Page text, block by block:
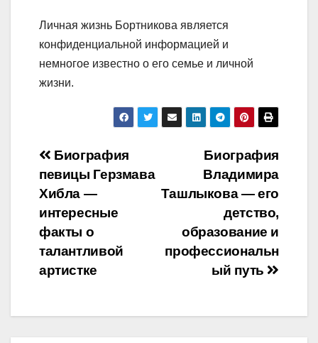
Личная жизнь Бортникова является
конфиденциальной информацией и
немногое известно о его семье и личной
жизни.
Навигация
по
записям
Биография
Владимира
Ташлыкова — его
детство,
образование и
профессиональн
ый путь
Биография
певицы Герзмава
Хибла —
интересные
факты о
талантливой
артистке